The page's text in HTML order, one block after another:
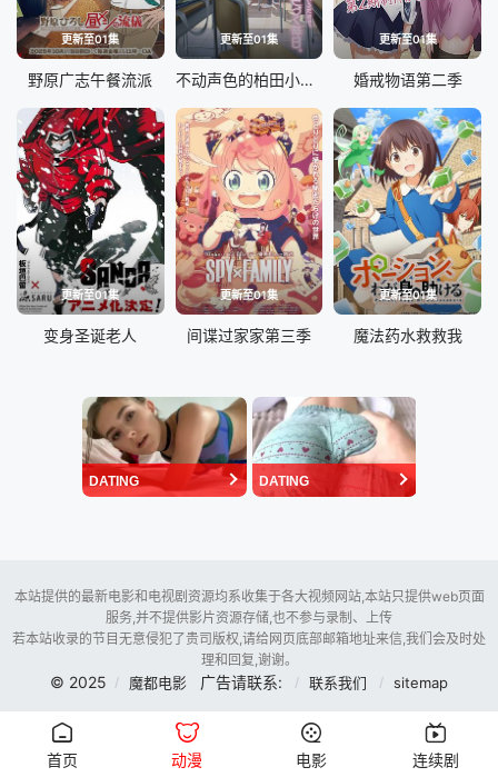
更新至01集
野原广志午餐流派
更新至01集
不动声色的柏田小姐与喜形于色的太田君
更新至01集
婚戒物语第二季
更新至01集
变身圣诞老人
更新至01集
间谍过家家第三季
更新至01集
魔法药水救救我
DATING DATING
本站提供的最新电影和电视剧资源均系收集于各大视频网站,本站只提供web页面
服务,并不提供影片资源存储,也不参与录制、上传
若本站收录的节目无意侵犯了贵司版权,请给网页底部邮箱地址来信,我们会及时处
理和回复,谢谢。
© 2025 魔都电影 广告请联系: 联系我们 sitemap
首页 动漫 电影 连续剧